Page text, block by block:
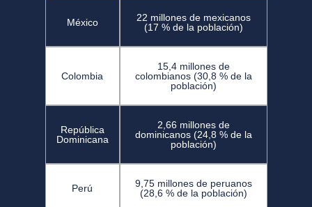
México
22 millones de mexicanos
(17 % de la población)
Colombia
15,4 millones de
colombianos (30,8 % de la
población)
República
Dominicana
2,66 millones de
dominicanos (24,8 % de la
población)
Perú
9,75 millones de peruanos
(28,6 % de la población)